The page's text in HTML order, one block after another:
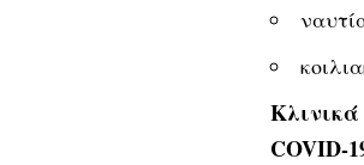
Κλινικά
COVID-